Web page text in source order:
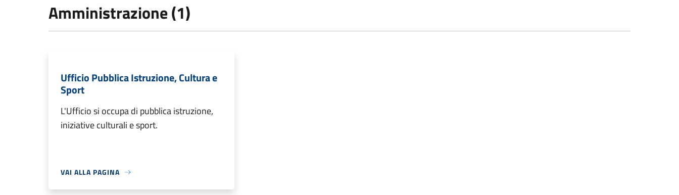
Amministrazione (1)
Ufficio Pubblica Istruzione, Cultura e
Sport
L'Ufficio si occupa di pubblica istruzione,
iniziative culturali e sport.
VAI ALLA PAGINA